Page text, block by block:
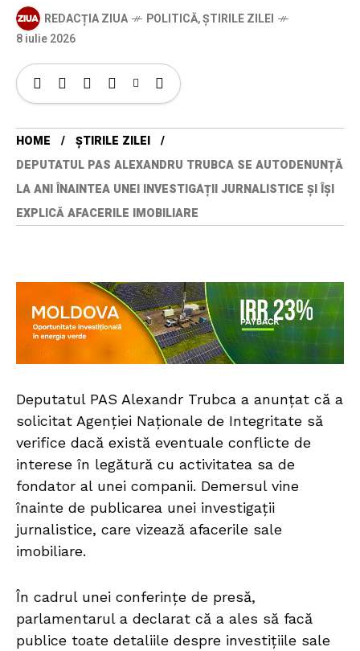
REDACȚIA ZIUA POLITICĂ,ȘTIRILE ZILEI
8 iulie 2026
HOME
ȘTIRILE ZILEI
DEPUTATUL PAS ALEXANDRU TRUBCA SE AUTODENUNȚĂ
LA ANI ÎNAINTEA UNEI INVESTIGAȚII JURNALISTICE ȘI ÎȘI
EXPLICĂ AFACERILE IMOBILIARE
Deputatul PAS Alexandr Trubca a anunțat că a
solicitat Agenției Naționale de Integritate să
verifice dacă există eventuale conflicte de
interese în legătură cu activitatea sa de
fondator al unei companii. Demersul vine
înainte de publicarea unei investigații
jurnalistice, care vizează afacerile sale
imobiliare.
În cadrul unei conferințe de presă,
parlamentarul a declarat că a ales să facă
publice toate detaliile despre investițiile sale